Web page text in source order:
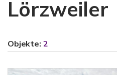
Lörzweiler
Objekte: 2